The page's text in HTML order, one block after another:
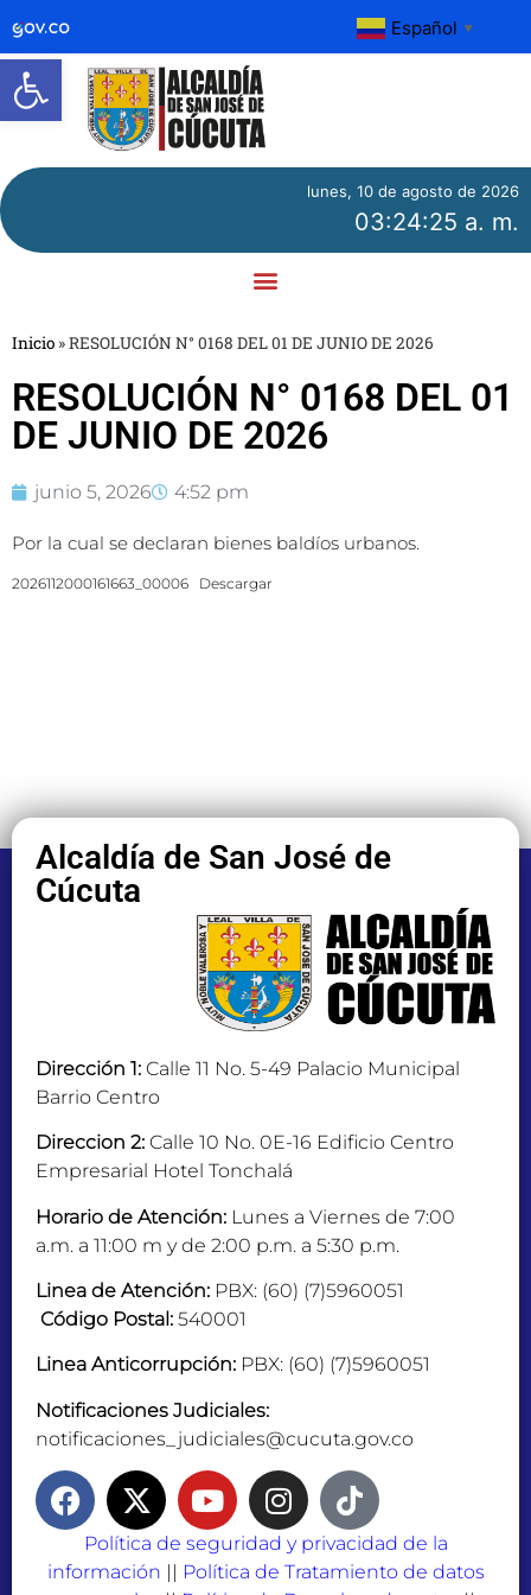
Abrir barra de herramientas
Español ▼
lunes, 10 de agosto de 2026
03:24:25 a. m.
Inicio »RESOLUCIÓN N° 0168 DEL 01 DE JUNIO DE 2026
RESOLUCIÓN N° 0168 DEL 01
DE JUNIO DE 2026
junio 5, 2026 4:52 pm
Por la cual se declaran bienes baldíos urbanos.
2026112000161663_00006 Descargar
Alcaldía de San José de
Cúcuta
Dirección 1: Calle 11 No. 5-49 Palacio Municipal
Barrio Centro
Direccion 2: Calle 10 No. 0E-16 Edificio Centro
Empresarial Hotel Tonchalá
Horario de Atención: Lunes a Viernes de 7:00
a.m. a 11:00 m y de 2:00 p.m. a 5:30 p.m.
Linea de Atención: PBX: (60) (7)5960051
Código Postal: 540001
Linea Anticorrupción: PBX: (60) (7)5960051
Notificaciones Judiciales:
notificaciones_judiciales@cucuta.gov.co
Política de seguridad y privacidad de la
información
Política de Tratamiento de datos